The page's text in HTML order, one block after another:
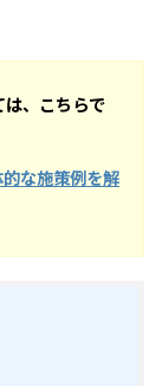
、こちらで
な施策例を解